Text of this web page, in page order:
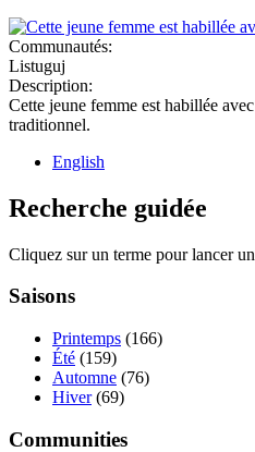
Communautés:
Listuguj
Description:
Cette jeune femme est habillée
traditionnel.
English
Recherche guidée
Cliquez sur un terme pour lancer
Saisons
Printemps (166)
Été (159)
Automne (76)
Hiver(69)
Communities